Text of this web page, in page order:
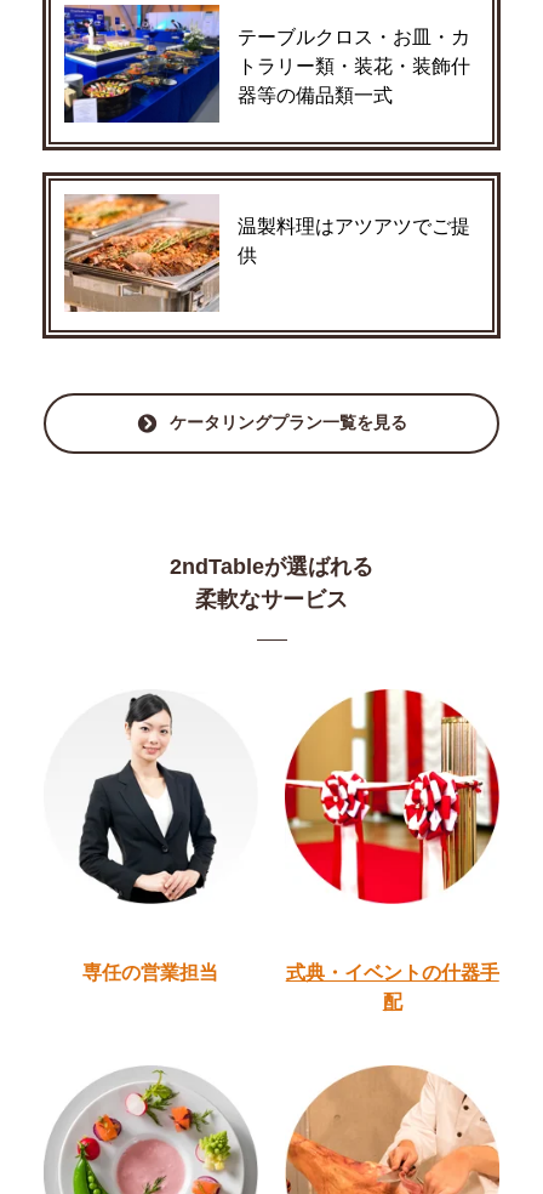
テーブルクロス・お皿・カ
トラリー類・装花・装飾什
器等の備品類一式
温製料理はアツアツでご提
供
ケータリングプラン一覧を見る
2ndTableが選ばれる
柔軟なサービス
専任の営業担当 式典・イベントの什器手
配